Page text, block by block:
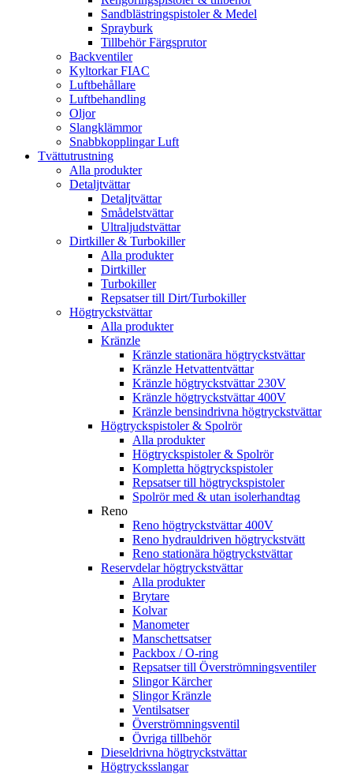
Sandblästringspistoler & Medel
Sprayburk
Tillbehör Färgsprutor
Backventiler
Kyltorkar FIAC
Luftbehållare
Luftbehandling
Oljor
Slangklämmor
Snabbkopplingar Luft
Tvättutrustning
Alla produkter
Detaljtvättar
Detaljtvättar
Smådelstvättar
Ultraljudstvättar
Dirtkiller & Turbokiller
Alla produkter
Dirtkiller
Turbokiller
Repsatser till Dirt/Turbokiller
Högtryckstvättar
Alla produkter
Kränzle
Kränzle stationära högtryckstvättar
Kränzle Hetvattentvättar
Kränzle högtryckstvättar 230V
Kränzle högtryckstvättar 400V
Kränzle bensindrivna högtryckstvättar
Högtryckspistoler & Spolrör
Alla produkter
Högtryckspistoler & Spolrör
Kompletta högtryckspistoler
Repsatser till högtryckspistoler
Spolrör med & utan isolerhandtag
Reno
Reno högtryckstvättar 400V
Reno hydrauldriven högtryckstvätt
Reno stationära högtryckstvättar
Reservdelar högtryckstvättar
Alla produkter
Brytare
Kolvar
Manometer
Manschettsatser
Packbox / O-ring
Repsatser till Överströmningsventiler
Slingor Kärcher
Slingor Kränzle
Ventilsatser
Överströmningsventil
Övriga tillbehör
Dieseldrivna högtryckstvättar
Högtrycksslangar